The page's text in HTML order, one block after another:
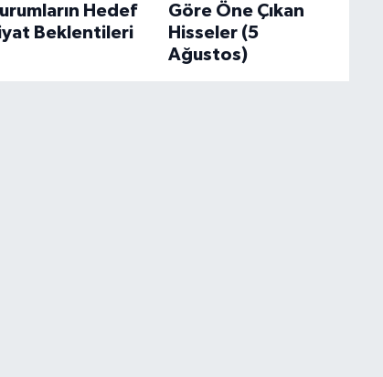
Hedef
Beklentileri
Göre Öne Çıkan
Hisseler (5
Ağustos)